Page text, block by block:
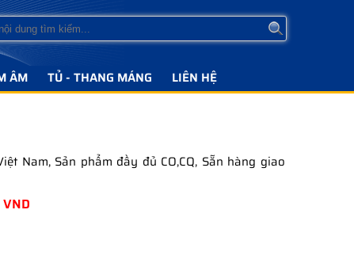
ÂM TỦ - THANG MÁNG LIÊN HỆ
Nam, Sản phẩm đầy đủ CO,CQ, Sẵn hàng giao
VND